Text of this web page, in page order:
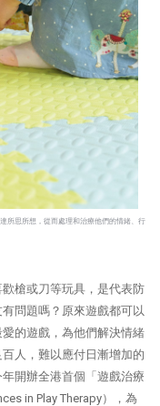
所思所想，從而處理和治療他們的情緒、行
槍或刀等玩具，是代表防
問題嗎？原來遊戲都可以
的遊戲，為他們解決情緒
人，難以應付日漸增加的
開辦全港首個「遊戲治療
in Play Therapy），為